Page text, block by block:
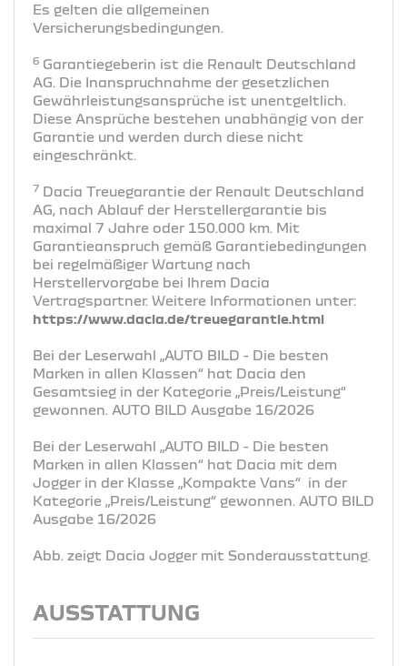
Es gelten die allgemeinen
Versicherungsbedingungen.
6 Garantiegeberin ist die Renault Deutschland
AG. Die Inanspruchnahme der gesetzlichen
Gewährleistungsansprüche ist unentgeltlich.
Diese Ansprüche bestehen unabhängig von der
Garantie und werden durch diese nicht
eingeschränkt.
7 Dacia Treuegarantie der Renault Deutschland
AG, nach Ablauf der Herstellergarantie bis
maximal 7 Jahre oder 150.000 km. Mit
Garantieanspruch gemäß Garantiebedingungen
bei regelmäßiger Wartung nach
Herstellervorgabe bei Ihrem Dacia
Vertragspartner. Weitere Informationen unter:
https://www.dacia.de/treuegarantie.html
Bei der Leserwahl „AUTO BILD - Die besten
Marken in allen Klassen“ hat Dacia den
Gesamtsieg in der Kategorie „Preis/Leistung“
gewonnen. AUTO BILD Ausgabe 16/2026
Bei der Leserwahl „AUTO BILD - Die besten
Marken in allen Klassen“ hat Dacia mit dem
Jogger in der Klasse „Kompakte Vans“ in der
Kategorie „Preis/Leistung“ gewonnen. AUTO BILD
Ausgabe 16/2026
Abb. zeigt Dacia Jogger mit Sonderausstattung.
AUSSTATTUNG